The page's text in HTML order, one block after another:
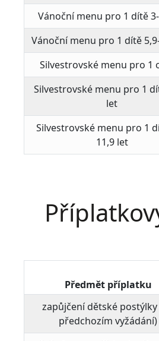
Vánoční menu pro 1 dítě
Vánoční menu pro 1 dítě
Silvestrovské menu pro 1
Silvestrovské menu pro 1
let
Silvestrovské menu pro 1
11,9 let
Předmět příplatku
zapůjčení dětské postýlky
předchozím vyžádání)